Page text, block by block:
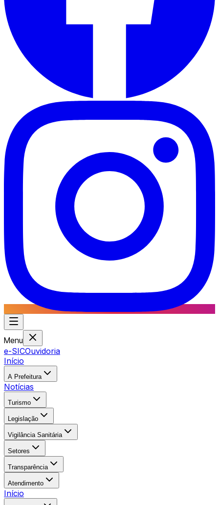
Menu
e-SICOuvidoria
Início
A Prefeitura
Notícias
Turismo
Legislação
Vigilância Sanitária
Setores
Transparência
Atendimento
Início